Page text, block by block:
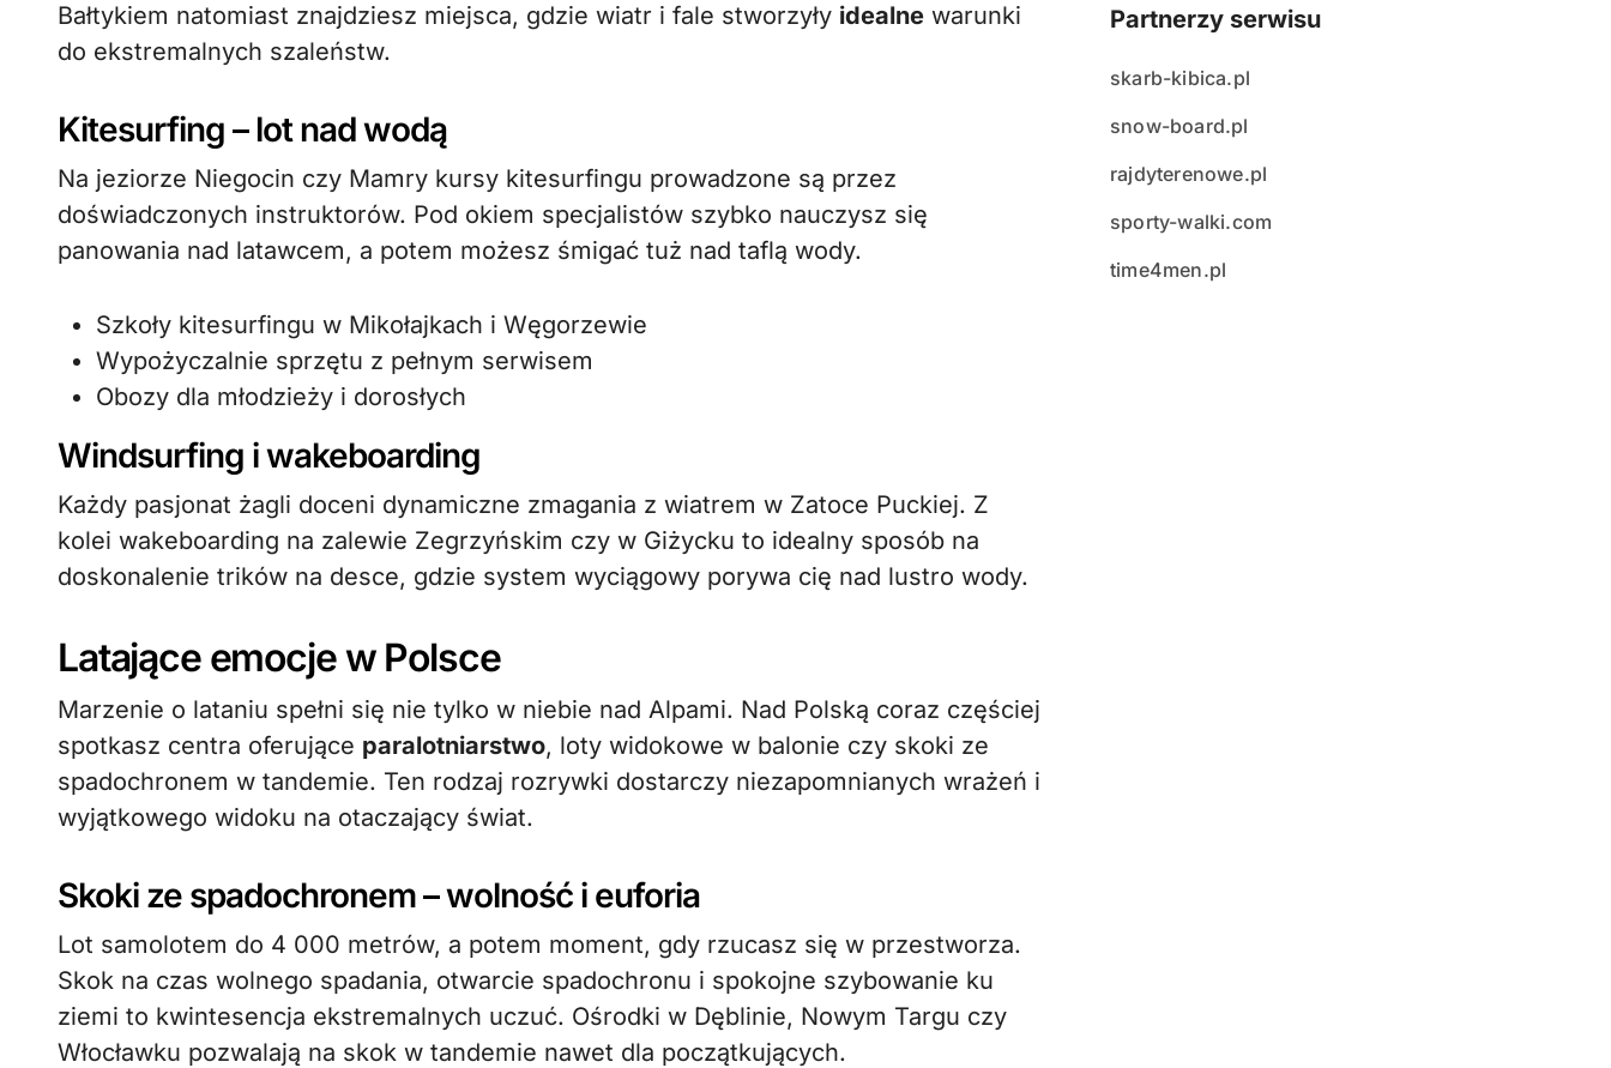
Bałtykiem natomiast znajdziesz miejsca, gdzie wiatr i fale stworzyły idealne warunki
do ekstremalnych szaleństw.
Kitesurfing – lot nad wodą
Na jeziorze Niegocin czy Mamry kursy kitesurfingu prowadzone są przez
doświadczonych instruktorów. Pod okiem specjalistów szybko nauczysz się
panowania nad latawcem, a potem możesz śmigać tuż nad taflą wody.
Szkoły kitesurfingu w Mikołajkach i Węgorzewie
Wypożyczalnie sprzętu z pełnym serwisem
Obozy dla młodzieży i dorosłych
Windsurfing i wakeboarding
Każdy pasjonat żagli doceni dynamiczne zmagania z wiatrem w Zatoce Puckiej. Z
kolei wakeboarding na zalewie Zegrzyńskim czy w Giżycku to idealny sposób na
doskonalenie trików na desce, gdzie system wyciągowy porywa cię nad lustro wody.
Latające emocje w Polsce
Marzenie o lataniu spełni się nie tylko w niebie nad Alpami. Nad Polską coraz częściej
spotkasz centra oferujące paralotniarstwo, loty widokowe w balonie czy skoki ze
spadochronem w tandemie. Ten rodzaj rozrywki dostarczy niezapomnianych wrażeń i
wyjątkowego widoku na otaczający świat.
Skoki ze spadochronem – wolność i euforia
Lot samolotem do 4 000 metrów, a potem moment, gdy rzucasz się w przestworza.
Skok na czas wolnego spadania, otwarcie spadochronu i spokojne szybowanie ku
ziemi to kwintesencja ekstremalnych uczuć. Ośrodki w Dęblinie, Nowym Targu czy
Włocławku pozwalają na skok w tandemie nawet dla początkujących.
Partnerzy serwisu
skarb-kibica.pl
snow-board.pl
rajdyterenowe.pl
sporty-walki.com
time4men.pl